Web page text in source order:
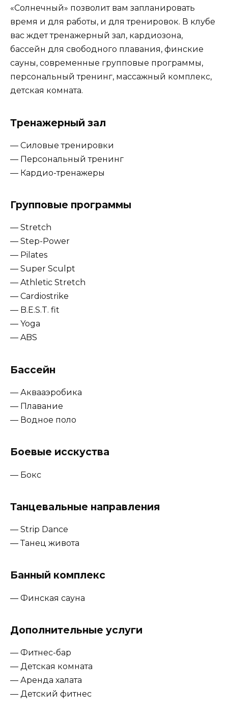
«Солнечный» позволит вам запланировать
время и для работы, и для тренировок. В клубе
вас ждет тренажерный зал, кардиозона,
бассейн для свободного плавания, финские
сауны, современные групповые программы,
персональный тренинг, массажный комплекс,
детская комната.
Тренажерный зал
— Силовые тренировки
— Персональный тренинг
— Кардио-тренажеры
Групповые программы
— Stretch
— Step-Power
— Pilates
— Super Sculpt
— Athletic Stretch
— Cardiostrike
— B.E.S.T. fit
— Yoga
— ABS
Бассейн
— Аквааэробика
— Плавание
— Водное поло
Боевые исскуства
— Бокс
Танцевальные направления
— Strip Dance
— Танец живота
Банный комплекс
— Финская сауна
Дополнительные услуги
— Фитнес-бар
— Детская комната
— Аренда халата
— Детский фитнес